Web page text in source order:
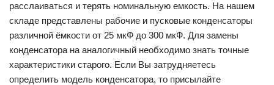
расслаиваться и терять номинальную емкость. На нашем
складе представлены рабочие и пусковые конденсаторы
различной ёмкости от 25 мкФ до 300 мкФ. Для замены
конденсатора на аналогичный необходимо знать точные
характеристики старого. Если Вы затрудняетесь
определить модель конденсатора, то присылайте